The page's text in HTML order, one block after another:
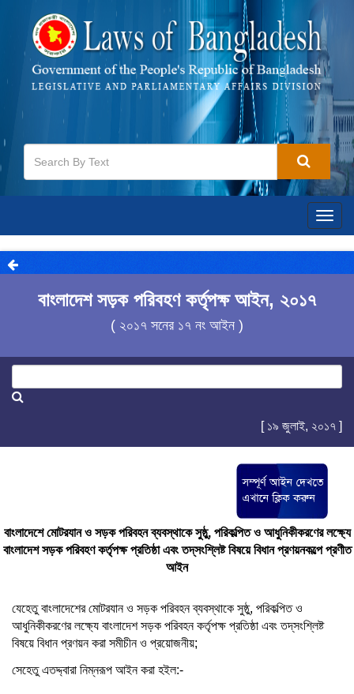
বাংলাদেশ সড়ক পরিবহণ কর্তৃপক্ষ আইন, ২০১৭
( ২০১৭ সনের ১৭ নং আইন )
[ ১৯ জুলাই, ২০১৭ ]
বাংলাদেশে মোটরযান ও সড়ক পরিবহন ব্যবস্থাকে সুষ্ঠু, পরিকল্পিত ও আধুনিকীকরণের লক্ষ্যে
বাংলাদেশ সড়ক পরিবহণ কর্তৃপক্ষ প্রতিষ্ঠা এবং তদ্‌সংশ্লিষ্ট বিষয়ে বিধান প্রণয়নকল্পে প্রণীত
আইন
যেহেতু বাংলাদেশের মোটরযান ও সড়ক পরিবহন ব্যবস্থাকে সুষ্ঠু, পরিকল্পিত ও
আধুনিকীকরণের লক্ষ্যে বাংলাদেশ সড়ক পরিবহন কর্তৃপক্ষ প্রতিষ্ঠা এবং তদ্‌সংশ্লিষ্ট
বিষয়ে বিধান প্রণয়ন করা সমীচীন ও প্রয়োজনীয়;
সেহেতু এতদ্দ্বারা নিম্নরূপ আইন করা হইল:-